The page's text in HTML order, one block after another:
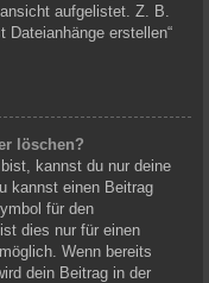
aufgelistet. Z. B.
Dateianhänge erstellen“
löschen?
kannst du nur deine
kannst einen Beitrag
für den
dies nur für einen
Wenn bereits
dein Beitrag in der